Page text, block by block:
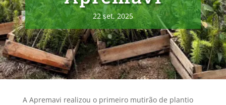
22 set, 2025
A Apremavi realizou o primeiro mutirão de plantio